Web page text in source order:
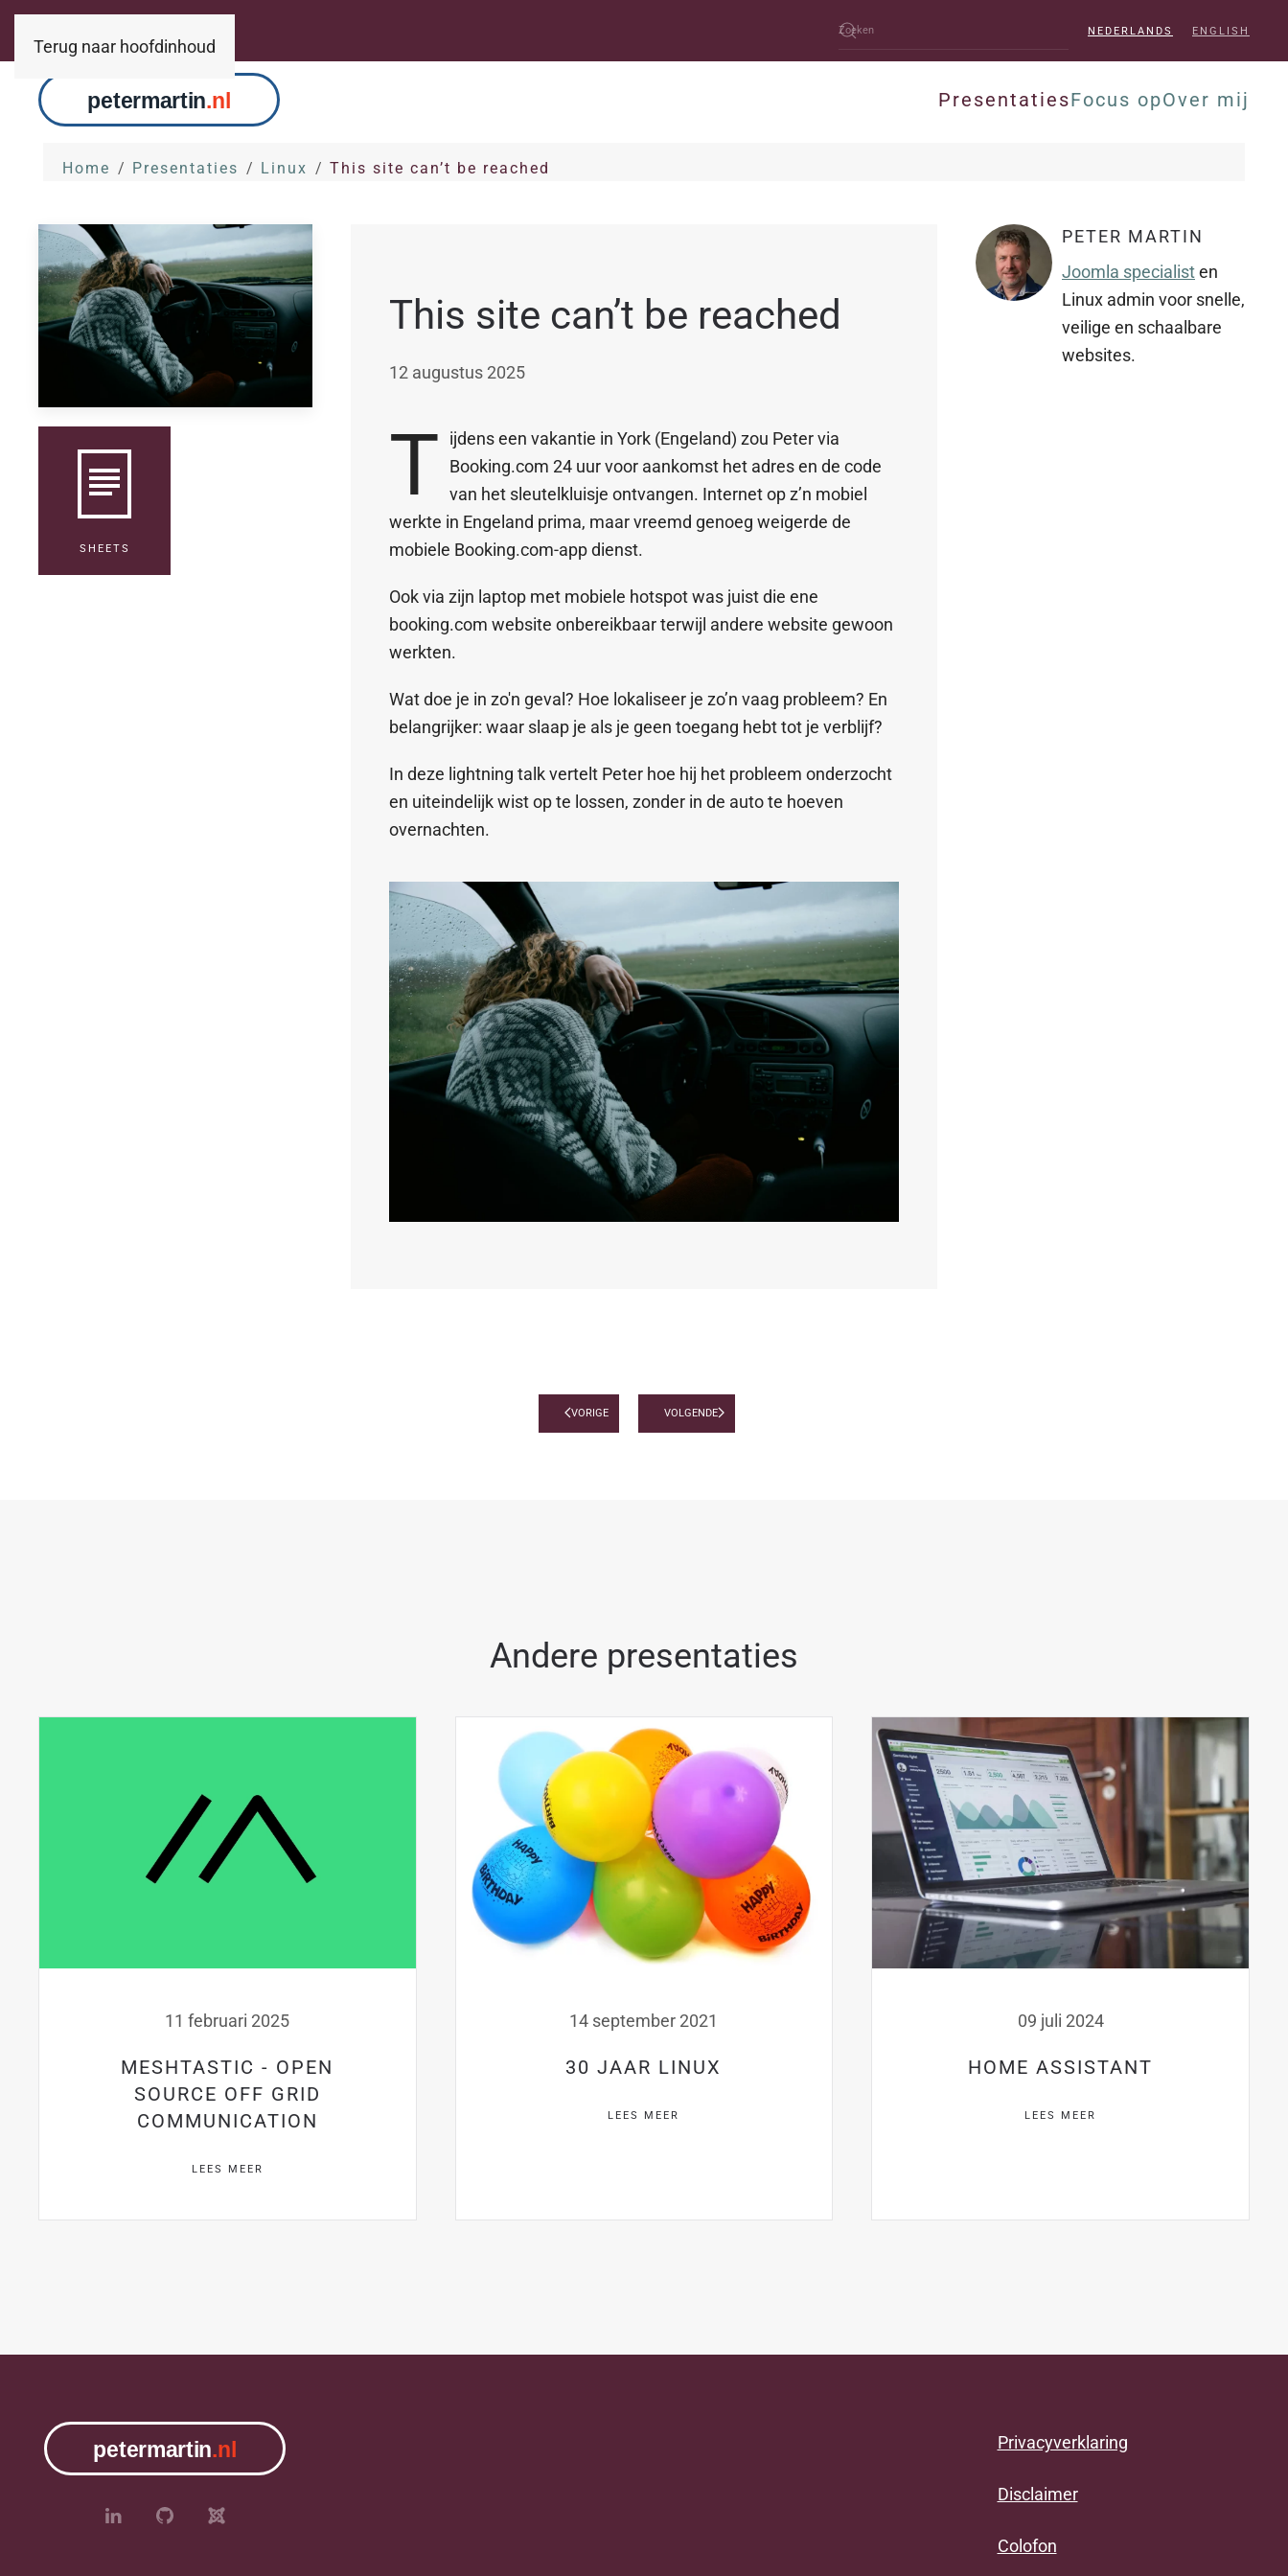
Terug naar hoofdinhoud
NEDERLANDS ENGLISH
PresentatiesFocus opOver mij
Home Presentaties Linux This site can’t be reached
SHEETS
This site can’t be reached
12 augustus 2025
T
ijdens een vakantie in York (Engeland) zou Peter via
Booking.com 24 uur voor aankomst het adres en de code
van het sleutelkluisje ontvangen. Internet op z’n mobiel
werkte in Engeland prima, maar vreemd genoeg weigerde de
mobiele Booking.com-app dienst.
Ook via zijn laptop met mobiele hotspot was juist die ene
booking.com website onbereikbaar terwijl andere website gewoon
werkten.
Wat doe je in zo'n geval? Hoe lokaliseer je zo’n vaag probleem? En
belangrijker: waar slaap je als je geen toegang hebt tot je verblijf?
In deze lightning talk vertelt Peter hoe hij het probleem onderzocht
en uiteindelijk wist op te lossen, zonder in de auto te hoeven
overnachten.
PETER MARTIN
Joomla specialisten
Linux admin voor snelle,
veilige en schaalbare
websites.
VORIGE VOLGENDE
Andere presentaties
11 februari 2025
MESHTASTIC - OPEN
SOURCE OFF GRID
COMMUNICATION
LEES MEER
14 september 2021
30 JAAR LINUX
LEES MEER
09 juli 2024
HOME ASSISTANT
LEES MEER
Privacyverklaring
Disclaimer
Colofon